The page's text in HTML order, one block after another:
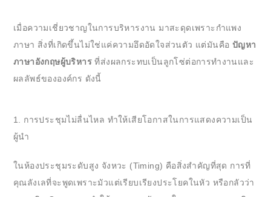
เมื่อความเชี่ยวชาญในการบริหารงาน มาสะดุดเพราะกำแพง
ภาษา สิ่งที่เกิดขึ้นไม่ใช่แค่ความอึดอัดใจส่วนตัว แต่มันคือ ปัญหา
ภาษาอังกฤษผู้บริหาร ที่ส่งผลกระทบเป็นลูกโซ่ต่อการทำงานและ
ผลลัพธ์ขององค์กร ดังนี้
1. การประชุมไม่ลื่นไหล ทำให้เสียโอกาสในการแสดงความเป็น
ผู้นำ
ในห้องประชุมระดับสูง จังหวะ (Timing) คือสิ่งสำคัญที่สุด การที่
คุณลังเลที่จะพูดเพราะมัวแต่เรียบเรียงประโยคในหัว หรือกลัวว่า